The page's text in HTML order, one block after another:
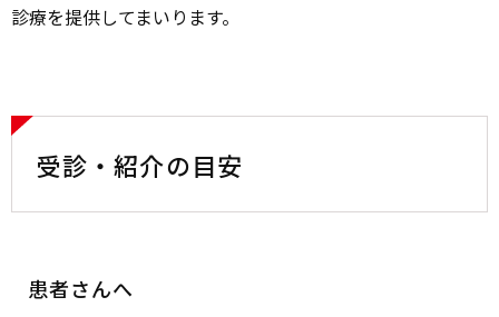
診療を提供してまいります。
受診・紹介の目安
患者さんへ